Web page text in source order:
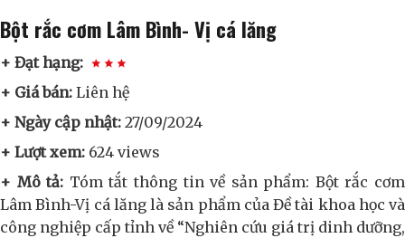
Bột rắc cơm Lâm Bình- Vị cá lăng
+ Đạt hạng:
+ Giá bán: Liên hệ
+ Ngày cập nhật: 27/09/2024
+ Lượt xem: 624 views
+ Mô tả: Tóm tắt thông tin về sản phẩm: Bột rắc cơm
Lâm Bình-Vị cá lăng là sản phẩm của Đề tài khoa học và
công nghiệp cấp tỉnh về “Nghiên cứu giá trị dinh dưỡng,